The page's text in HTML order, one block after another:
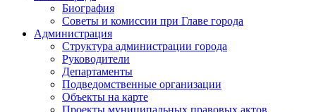
Биография
Советы и комиссии при Главе города
Администрация
Структура администрации города
Руководители
Департаменты
Подведомственные организации
Объекты на карте
Проекты муниципальных правовых актов